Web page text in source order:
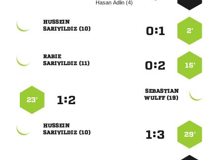
  
2’
:

 
15’
:

 

 
:
23’
29’
:

 